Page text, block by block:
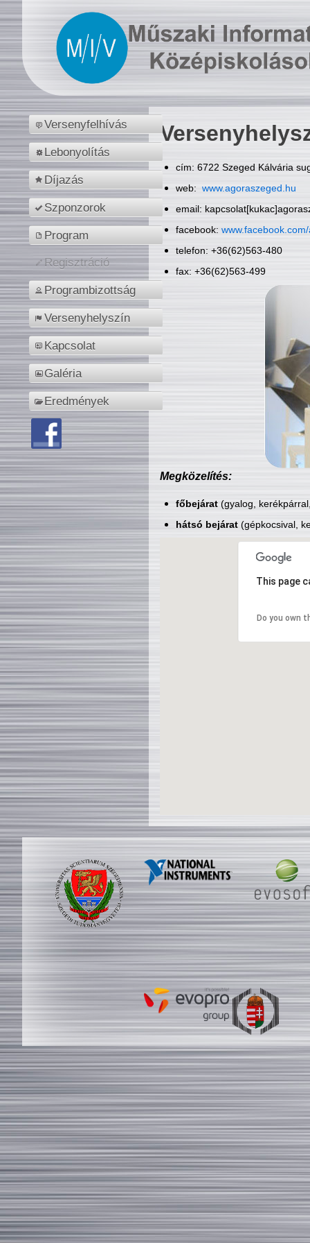
Versenyfelhívás
Lebonyolítás
Díjazás
Szponzorok
Program
Regisztráció
Programbizottság
Versenyhelyszín
Kapcsolat
Galéria
Eredmények
cím: 6722 Szeged Kálvária
web: www.agoraszeged.hu
email:
facebook:
telefon: +36(62)563-480
fax: +36(62)563-499
Megközelítés:
főbejárat(gyalog,
hátsó bejárat(gépkocsival,
This page
Do you own